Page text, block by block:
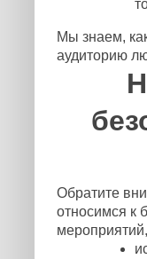
Мы знаем,
аудиторию
Обратите
относимся к